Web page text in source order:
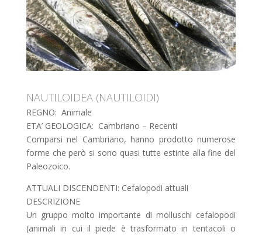
NAUTILOIDEA (NAUTILOIDI)
REGNO: Animale
ETA’ GEOLOGICA: Cambriano – Recenti
Comparsi nel Cambriano, hanno prodotto numerose
forme che però si sono quasi tutte estinte alla fine del
Paleozoico.
ATTUALI DISCENDENTI: Cefalopodi attuali
DESCRIZIONE
Un gruppo molto importante di molluschi cefalopodi
(animali in cui il piede è trasformato in tentacoli o